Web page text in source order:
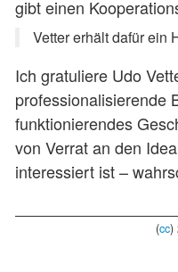
gibt einen
Vetter erhält dafür ein
Ich gratuliere Udo
professionalisierende
funktionierendes
von Verrat an den
interessiert ist –
(cc)